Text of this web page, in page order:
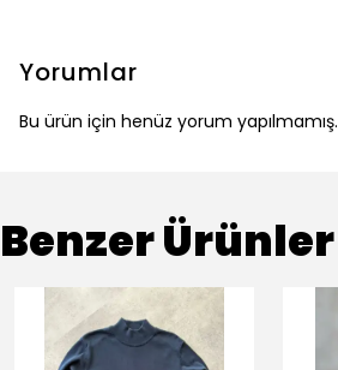
Yorumlar
Bu ürün için henüz yorum yapılmamış.
Benzer Ürünler